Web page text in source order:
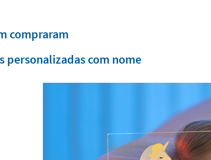
compraram
personalizadas com nome